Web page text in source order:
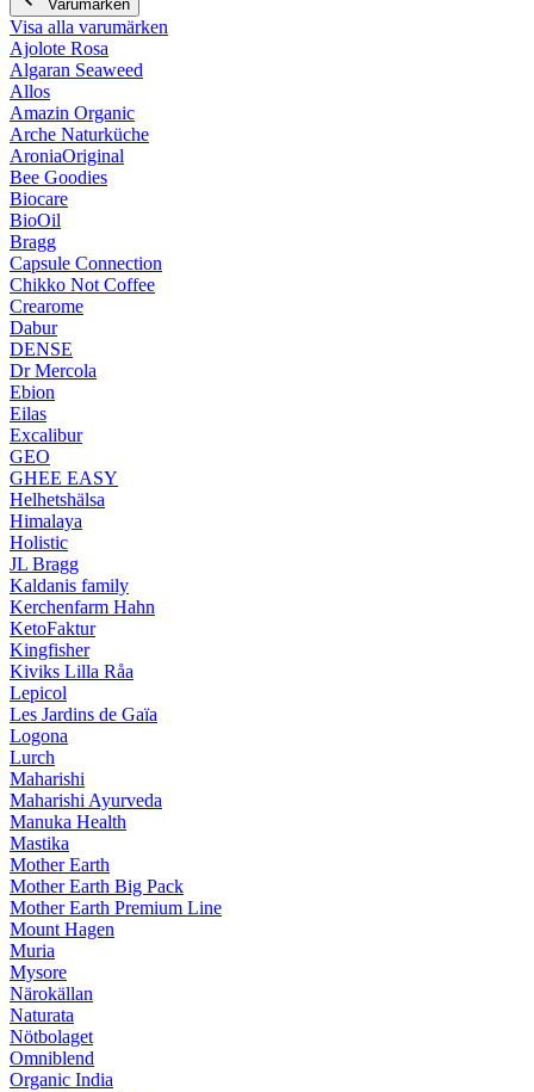
Varumärken
Visa alla varumärken
Ajolote Rosa
Algaran Seaweed
Allos
Amazin Organic
Arche Naturküche
AroniaOriginal
Bee Goodies
Biocare
BioOil
Bragg
Capsule Connection
Chikko Not Coffee
Crearome
Dabur
DENSE
Dr Mercola
Ebion
Eilas
Excalibur
GEO
GHEE EASY
Helhetshälsa
Himalaya
Holistic
JL Bragg
Kaldanis family
Kerchenfarm Hahn
KetoFaktur
Kingfisher
Kiviks Lilla Råa
Lepicol
Les Jardins de Gaïa
Logona
Lurch
Maharishi
Maharishi Ayurveda
Manuka Health
Mastika
Mother Earth
Mother Earth Big Pack
Mother Earth Premium Line
Mount Hagen
Muria
Mysore
Närokällan
Naturata
Nötbolaget
Omniblend
Organic India